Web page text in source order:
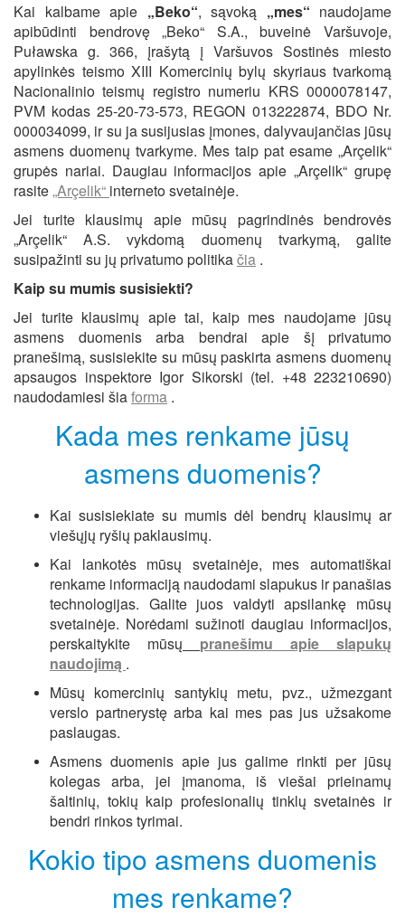
Kai kalbame apie „Beko“, sąvoką „mes“ naudojame
apibūdinti bendrovę „Beko“ S.A., buveinė Varšuvoje,
Puławska g. 366, įrašytą į Varšuvos Sostinės miesto
apylinkės teismo XIII Komercinių bylų skyriaus tvarkomą
Nacionalinio teismų registro numeriu KRS 0000078147,
PVM kodas 25-20-73-573, REGON 013222874, BDO Nr.
000034099, ir su ja susijusias įmones, dalyvaujančias jūsų
asmens duomenų tvarkyme. Mes taip pat esame „Arçelik“
grupės nariai. Daugiau informacijos apie „Arçelik“ grupę
rasite„Arçelik“ interneto svetainėje.
Jei turite klausimų apie mūsų pagrindinės bendrovės
„Arçelik“ A.S. vykdomą duomenų tvarkymą, galite
susipažinti su jų privatumo politikačia .
Kaip su mumis susisiekti?
Jei turite klausimų apie tai, kaip mes naudojame jūsų
asmens duomenis arba bendrai apie šį privatumo
pranešimą, susisiekite su mūsų paskirta asmens duomenų
apsaugos inspektore Igor Sikorski (tel. +48 223210690)
naudodamiesi šiaforma .
Kada mes renkame jūsų
asmens duomenis?
Kai susisiekiate su mumis dėl bendrų klausimų ar
viešųjų ryšių paklausimų.
Kai lankotės mūsų svetainėje, mes automatiškai
renkame informaciją naudodami slapukus ir panašias
technologijas. Galite juos valdyti apsilankę mūsų
svetainėje. Norėdami sužinoti daugiau informacijos,
perskaitykite mūsų
pranešimu apie slapukų
naudojimą .
Mūsų komercinių santykių metu, pvz., užmezgant
verslo partnerystę arba kai mes pas jus užsakome
paslaugas.
Asmens duomenis apie jus galime rinkti per jūsų
kolegas arba, jei įmanoma, iš viešai prieinamų
šaltinių, tokių kaip profesionalių tinklų svetainės ir
bendri rinkos tyrimai.
Kokio tipo asmens duomenis
mes renkame?